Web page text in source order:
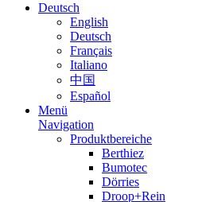
Deutsch
English
Deutsch
Français
Italiano
中国
Español
Menü
Navigation
Produktbereiche
Berthiez
Bumotec
Dörries
Droop+Rein